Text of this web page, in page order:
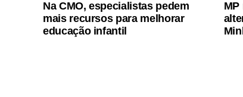
desinformação.
A comissão julgadora avaliou as
Na CMO, especialistas pedem
mais recursos para melhorar
educação infantil